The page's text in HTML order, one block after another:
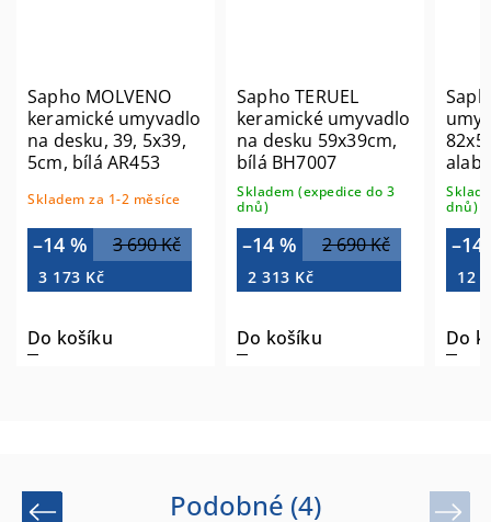
Sapho MOLVENO
keramické umyvadlo
na desku, 39, 5x39,
5cm, bílá AR453
Skladem za 1-2 měsíce
3 690 Kč
–14 %
3 173 Kč
Do košíku
Sapho TERUEL
keramické umyvadlo
na desku 59x39cm,
bílá BH7007
Skladem (expedice do 3
dnů)
2 690 Kč
–14 %
2 313 Kč
Do košíku
2222
dnů)
–14
12
Do
Podobné (4)
Previous Next